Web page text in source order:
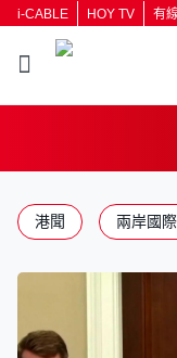
i-CABLE HOY TV 有
港聞 兩岸國際